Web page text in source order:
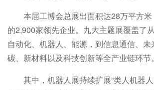
本届工博会总展出面积达28万平方米
的2,900家领先企业。九大主题展覆盖了
自动化、机器人、能源，到信息通信、
碳、新材料以及科技创新等全产业链环节。
其中，机器人展持续扩展“类人机器人